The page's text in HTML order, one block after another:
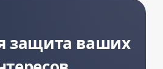
защита ваших